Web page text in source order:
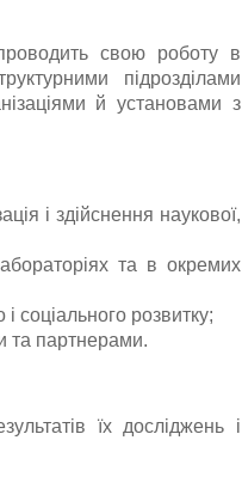
проводить свою роботу в
підрозділами
й установами з
і здійснення наукової,
та в окремих
соціального розвитку;
та партнерами.
їх досліджень і